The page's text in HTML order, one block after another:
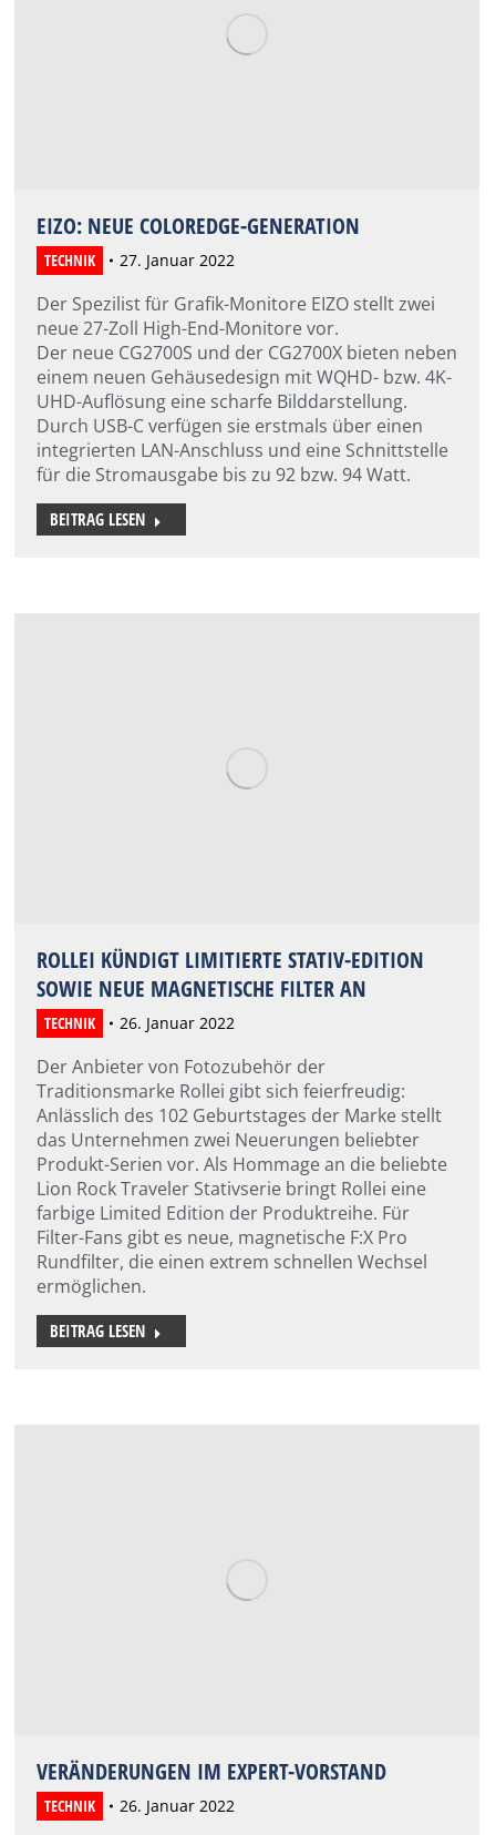
EIZO: NEUE COLOREDGE-GENERATION
TECHNIK 27. Januar 2022
Der Spezilist für Grafik-Monitore EIZO stellt zwei
neue 27-Zoll High-End-Monitore vor.
Der neue CG2700S und der CG2700X bieten neben
einem neuen Gehäusedesign mit WQHD- bzw. 4K-
UHD-Auflösung eine scharfe Bilddarstellung.
Durch USB-C verfügen sie erstmals über einen
integrierten LAN-Anschluss und eine Schnittstelle
für die Stromausgabe bis zu 92 bzw. 94 Watt.
BEITRAG LESEN
ROLLEI KÜNDIGT LIMITIERTE STATIV-EDITION
SOWIE NEUE MAGNETISCHE FILTER AN
TECHNIK 26. Januar 2022
Der Anbieter von Fotozubehör der
Traditionsmarke Rollei gibt sich feierfreudig:
Anlässlich des 102 Geburtstages der Marke stellt
das Unternehmen zwei Neuerungen beliebter
Produkt-Serien vor. Als Hommage an die beliebte
Lion Rock Traveler Stativserie bringt Rollei eine
farbige Limited Edition der Produktreihe. Für
Filter-Fans gibt es neue, magnetische F:X Pro
Rundfilter, die einen extrem schnellen Wechsel
ermöglichen.
BEITRAG LESEN
VERÄNDERUNGEN IM EXPERT-VORSTAND
TECHNIK 26. Januar 2022